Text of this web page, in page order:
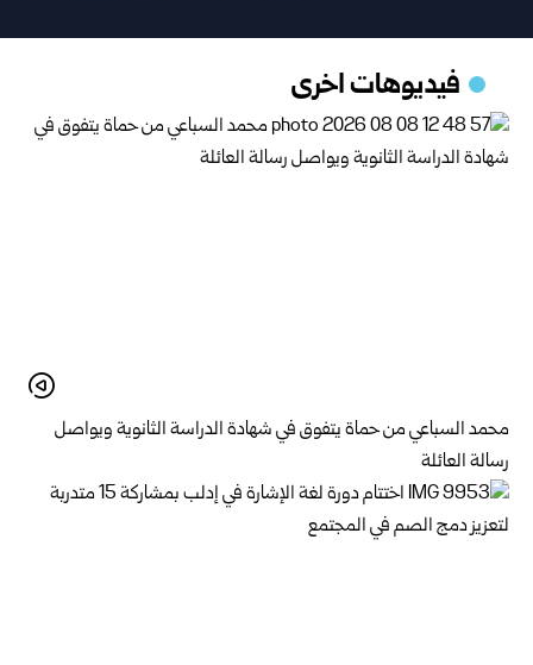
فيديوهات اخرى
محمد السباعي من حماة يتفوق في شهادة الدراسة الثانوية ويواصل
رسالة العائلة